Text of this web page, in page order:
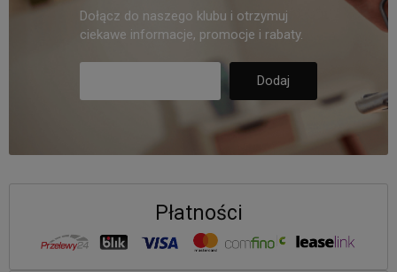
Dołącz do naszego klubu i otrzymuj
ciekawe informacje, promocje i rabaty.
Płatności